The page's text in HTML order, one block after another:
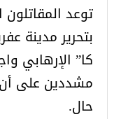
توعد
بتحرير مدينة
كا” الإرهابي
مشددين على أن
حال.